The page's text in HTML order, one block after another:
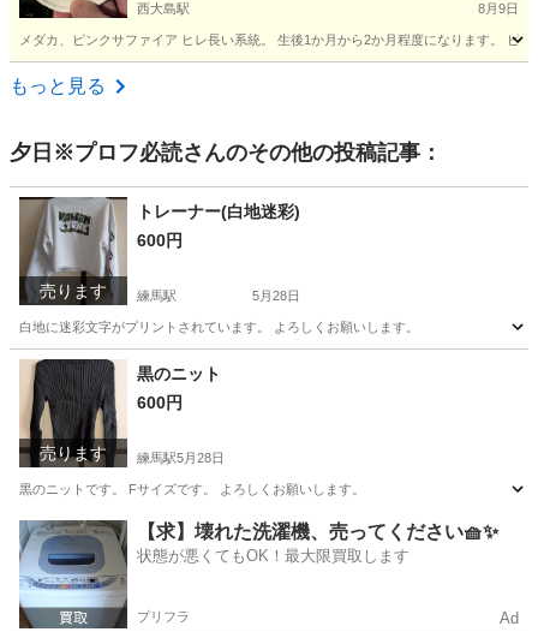
西大島駅 8月9日
メダカ、ピンクサファイア ヒレ長い系統。 生後1か月から2か月程度になります。 ピ
東京 江東区
もっと見る
夕日※プロフ必読さんのその他の投稿記事：
売ります
トレーナー(白地迷彩)
600円
練馬駅 5月28日
白地に迷彩文字がプリントされています。 よろしくお願いします。
東京 練馬区
売ります
黒のニット
600円
練馬駅5月28日
黒のニットです。 Fサイズです。 よろしくお願いします。
東京 練馬区 練馬駅 ニット よろしくお願いします
【求】壊れた洗濯機、売ってください🧺✨
状態が悪くてもOK！最大限買取します
プリフラ Ad